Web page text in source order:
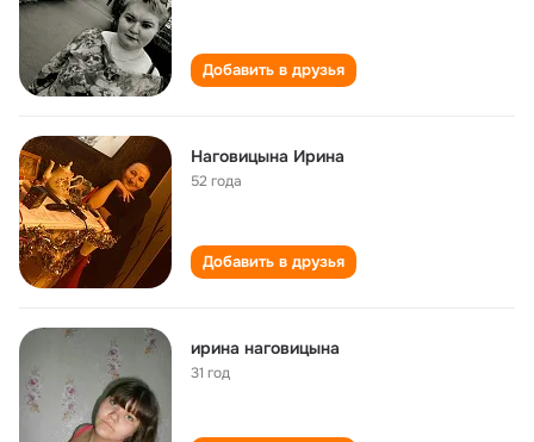
Добавить в друзья
Наговицына Ирина
52 года
Добавить в друзья
ирина наговицына
31 год